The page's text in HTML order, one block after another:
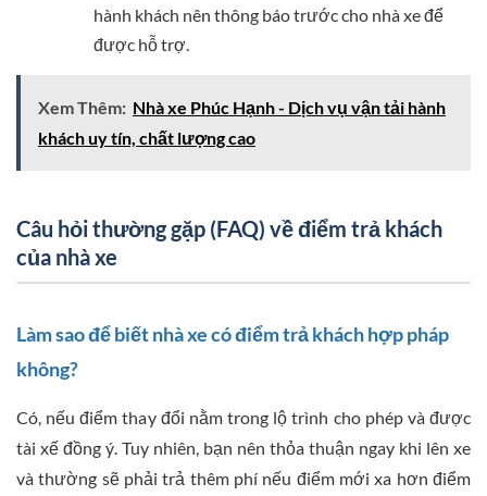
hành khách nên thông báo trước cho nhà xe để
được hỗ trợ.
Xem Thêm: Nhà xe Phúc Hạnh - Dịch vụ vận tải hành
khách uy tín, chất lượng cao
Câu hỏi thường gặp (FAQ) về điểm trả khách
của nhà xe
Làm sao để biết nhà xe có điểm trả khách hợp pháp
không?
Có, nếu điểm thay đổi nằm trong lộ trình cho phép và được
tài xế đồng ý. Tuy nhiên, bạn nên thỏa thuận ngay khi lên xe
và thường sẽ phải trả thêm phí nếu điểm mới xa hơn điểm